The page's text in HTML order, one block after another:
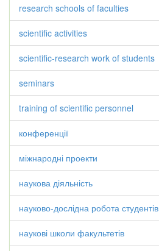
research schools of faculties
scientific activities
scientific-research work of students
seminars
training of scientific personnel
конференції
міжнародні проекти
наукова діяльність
науково-дослідна робота студентів
наукові школи факультетів